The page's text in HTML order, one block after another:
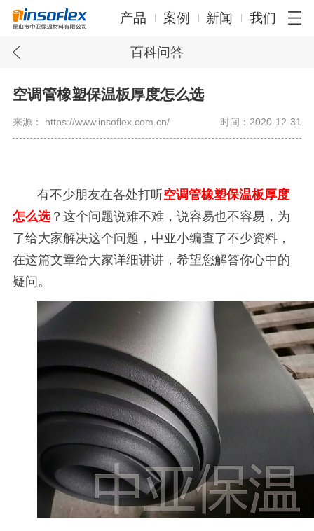
产品 案例 新闻 我们
百科问答
空调管橡塑保温板厚度怎么选
来源： https://www.insoflex.com.cn/ 时间：2020-12-31
有不少朋友在各处打听空调管橡塑保温板厚度
怎么选？这个问题说难不难，说容易也不容易，为
了给大家解决这个问题，中亚小编查了不少资料，
在这篇文章给大家详细讲讲，希望您解答你心中的
疑问。